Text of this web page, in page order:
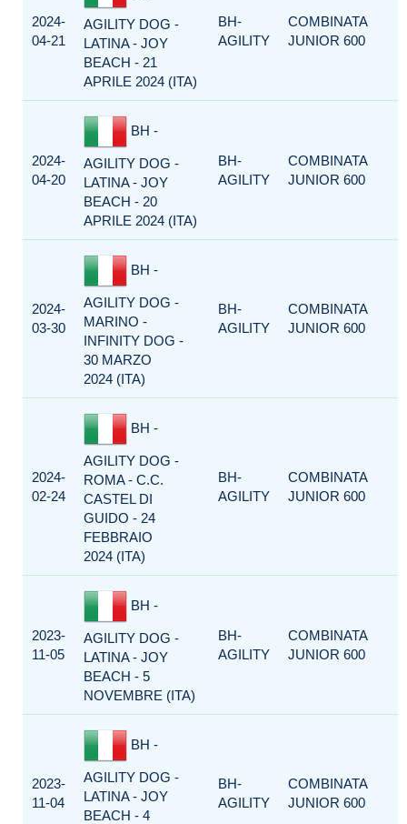
2024-
04-21
AGILITY DOG -
LATINA - JOY
BEACH - 21
APRILE 2024 (ITA)
BH-
AGILITY
COMBINATA
JUNIOR 600
2024-
04-20
BH -
AGILITY DOG -
LATINA - JOY
BEACH - 20
APRILE 2024 (ITA)
BH-
AGILITY
COMBINATA
JUNIOR 600
2024-
03-30
BH -
AGILITY DOG -
MARINO -
INFINITY DOG -
30 MARZO
2024 (ITA)
BH-
AGILITY
COMBINATA
JUNIOR 600
2024-
02-24
BH -
AGILITY DOG -
ROMA - C.C.
CASTEL DI
GUIDO - 24
FEBBRAIO
2024 (ITA)
BH-
AGILITY
COMBINATA
JUNIOR 600
2023-
11-05
BH -
AGILITY DOG -
LATINA - JOY
BEACH - 5
NOVEMBRE (ITA)
BH-
AGILITY
COMBINATA
JUNIOR 600
2023-
11-04
BH -
AGILITY DOG -
LATINA - JOY
BEACH - 4
BH-
AGILITY
COMBINATA
JUNIOR 600